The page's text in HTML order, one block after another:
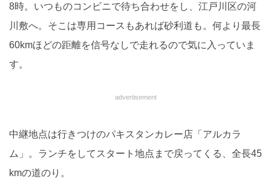
8時。いつものコンビニで待ち合わせをし、江戸川区の河
川敷へ。そこは専用コースもあれば砂利道も。何より最長
60kmほどの距離を信号なしで走れるので気に入っていま
す。
advertisement
中継地点は行きつけのパキスタンカレー店「アルカラ
ム」。ランチをしてスタート地点まで戻ってくる、全長45
kmの道のり。